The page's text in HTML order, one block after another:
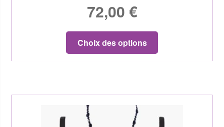
72,00 €
Choix des options